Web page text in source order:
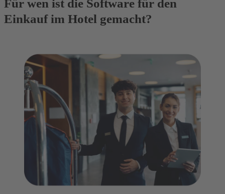
Für wen ist die Software für den
Einkauf im Hotel gemacht?